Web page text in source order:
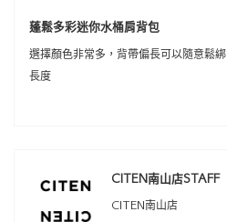
蓬鬆多彩迷你水桶肩背包
選擇顏色非常多，背帶偏長可以隨意鬆綁
長度
CITEN南山店STAFF
CITEN南山店